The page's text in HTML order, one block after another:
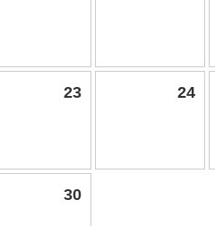
23 24
30